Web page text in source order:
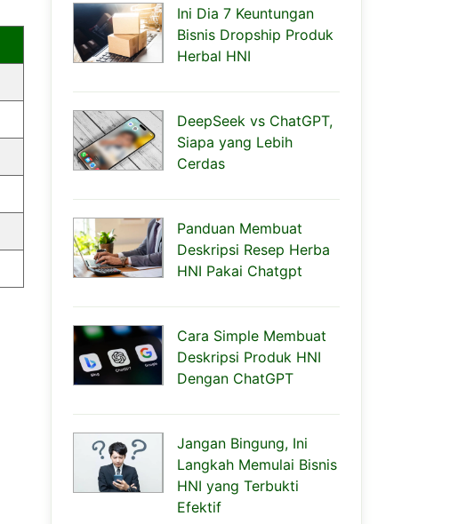
Ini Dia 7 Keuntungan
Bisnis Dropship Produk
Herbal HNI
DeepSeek vs ChatGPT,
Siapa yang Lebih
Cerdas
Panduan Membuat
Deskripsi Resep Herba
HNI Pakai Chatgpt
Cara Simple Membuat
Deskripsi Produk HNI
Dengan ChatGPT
Jangan Bingung, Ini
Langkah Memulai Bisnis
HNI yang Terbukti
Efektif